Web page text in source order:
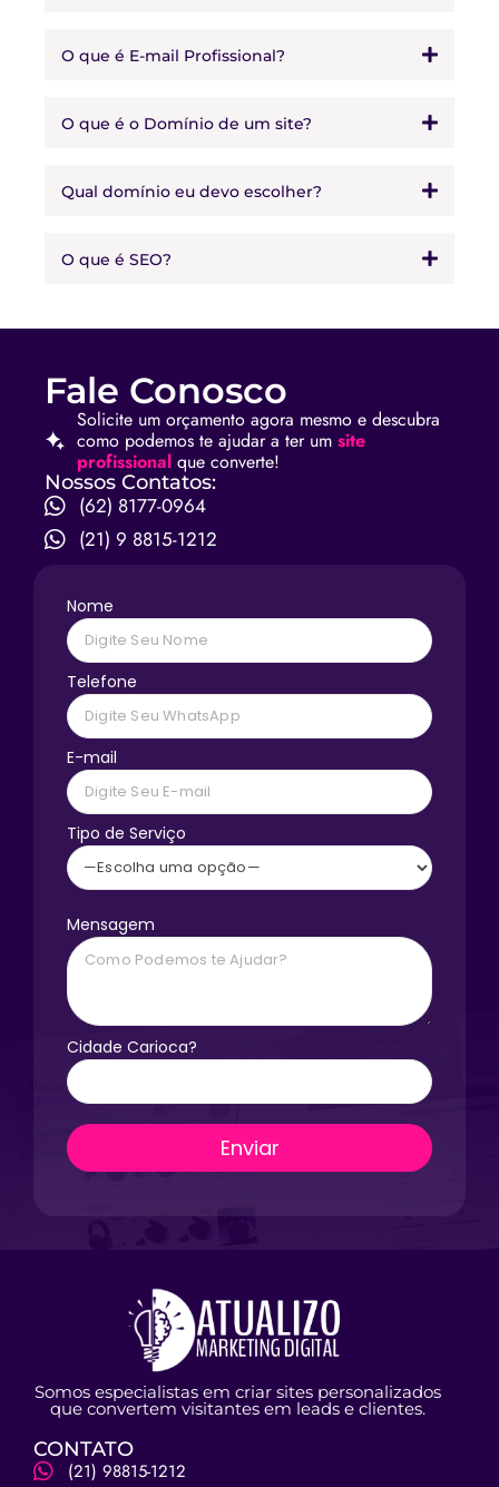
O que é E-mail Profissional?
O que é o Domínio de um site?
Qual domínio eu devo escolher?
O que é SEO?
Fale Conosco
Solicite um orçamento agora mesmo e descubra
como podemos te ajudar a ter um site
profissionalque converte!
Nossos Contatos:
(62) 8177-0964
(21) 9 8815-1212
Nome
Telefone
E-mail
Tipo de Serviço
Mensagem
Cidade Carioca?
Somos especialistas em criar sites personalizados
que convertem visitantes em leads e clientes.
CONTATO
(21) 98815-1212